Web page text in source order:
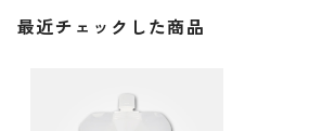
最近チェックした商品